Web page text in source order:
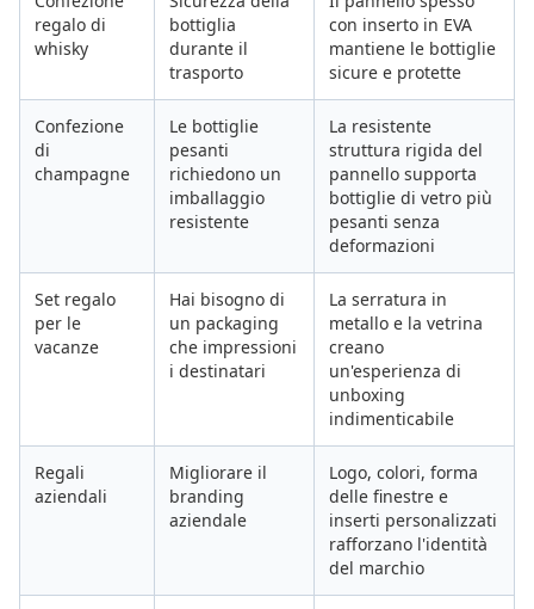
regalo di
whisky
bottiglia
durante il
trasporto
con inserto in EVA
mantiene le bottiglie
sicure e protette
Confezione
di
champagne
Le bottiglie
pesanti
richiedono un
imballaggio
resistente
La resistente
struttura rigida del
pannello supporta
bottiglie di vetro più
pesanti senza
deformazioni
Set regalo
per le
vacanze
Hai bisogno di
un packaging
che impressioni
i destinatari
La serratura in
metallo e la vetrina
creano
un'esperienza di
unboxing
indimenticabile
Regali
aziendali
Migliorare il
branding
aziendale
Logo, colori, forma
delle finestre e
inserti personalizzati
rafforzano l'identità
del marchio